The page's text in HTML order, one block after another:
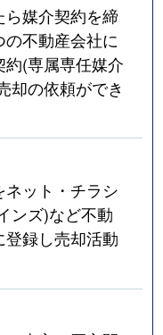
ら媒介契約を締
不動産会社に
(専属専任媒介
却の依頼ができ
ット・チラシ
ンズ)など不動
録し売却活動